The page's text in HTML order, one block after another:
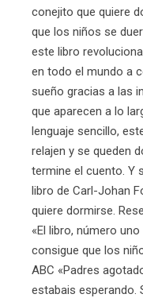
conejito que quiere
que los niños se
este libro
en todo el mundo a
sueño gracias a las
que aparecen a lo
lenguaje sencillo,
relajen y se queden
termine el cuento. Y
libro de Carl-Johan
quiere dormirse.
«El libro, número
consigue que los
ABC «Padres
estabais esperando.